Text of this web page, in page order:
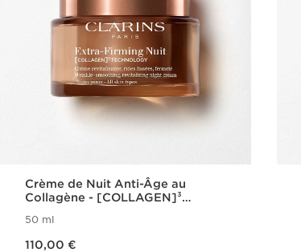
Crème de Nuit Anti-Âge au
Collagène - [COLLAGEN]³
50 ml
110,00 €